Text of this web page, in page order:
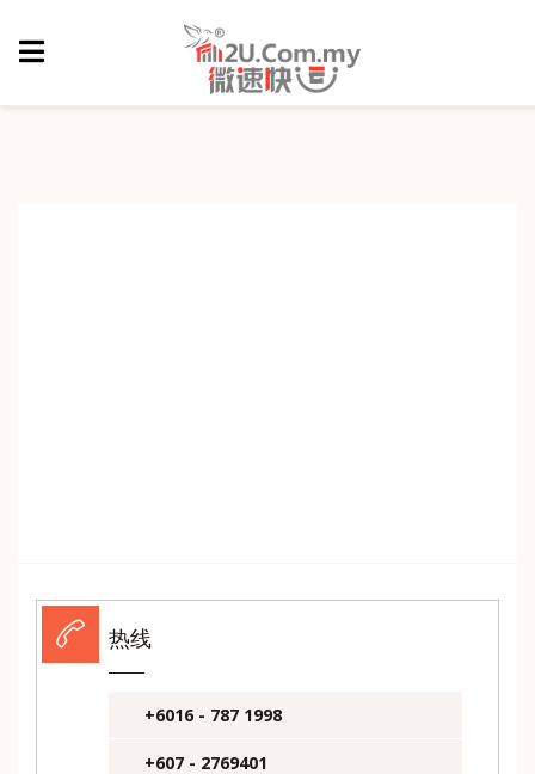
热线
+6016 - 787 1998
+607 - 2769401